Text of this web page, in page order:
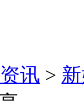
讯 >